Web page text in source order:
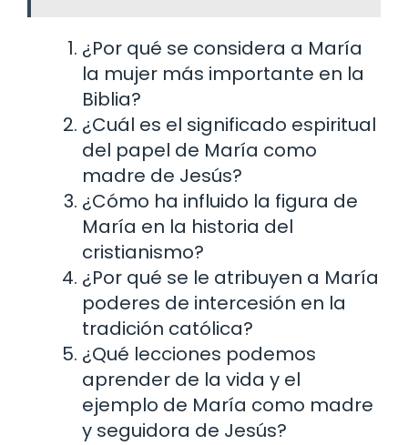
¿Por qué se considera a María
la mujer más importante en la
Biblia?
¿Cuál es el significado espiritual
del papel de María como
madre de Jesús?
¿Cómo ha influido la figura de
María en la historia del
cristianismo?
¿Por qué se le atribuyen a María
poderes de intercesión en la
tradición católica?
¿Qué lecciones podemos
aprender de la vida y el
ejemplo de María como madre
y seguidora de Jesús?